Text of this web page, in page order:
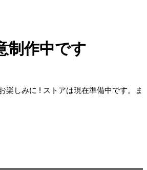
制作中です
楽しみに ! ストアは現在準備中です。ま